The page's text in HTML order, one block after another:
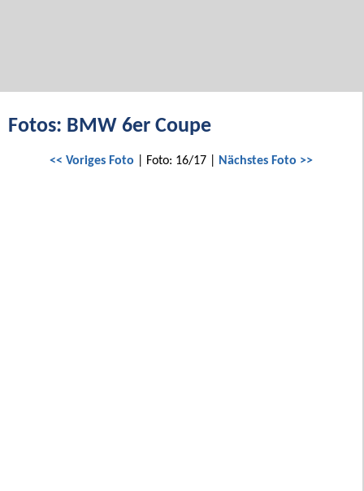
Fotos: BMW 6er Coupe
<< Voriges Foto | Foto: 16/17 | Nächstes Foto >>